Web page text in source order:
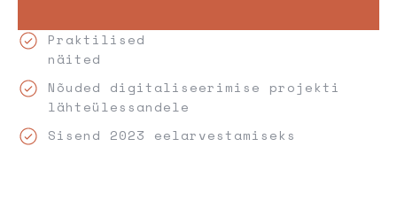
Praktilised
näited
Nõuded digitaliseerimise projekti
lähteülessandele
Sisend 2023 eelarvestamiseks